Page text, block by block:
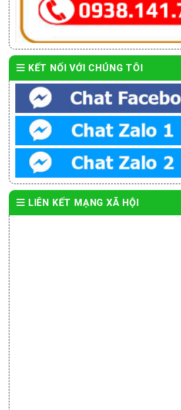
KẾT NỐI VỚI CHÚNG TÔI
LIÊN KẾT MẠNG XÃ HỘI